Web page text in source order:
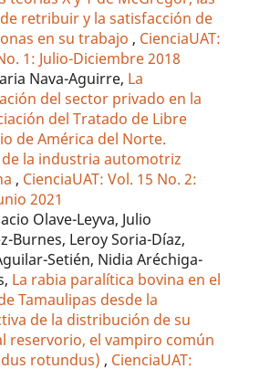
retribuir y la satisfacción de
en su trabajo , CienciaUAT:
1: Julio-Diciembre 2018
Nava-Aguirre, La
del sector privado en la
del Tratado de Libre
de América del Norte.
de la industria automotriz
, CienciaUAT: Vol. 15 No. 2:
2021
Olave-Leyva, Julio
Burnes, Leroy Soria-Díaz,
Setién, Nidia Aréchiga-
La rabia paralítica bovina en el
Tamaulipas desde la
de la distribución de su
reservorio, el vampiro común
rotundus) , CienciaUAT: